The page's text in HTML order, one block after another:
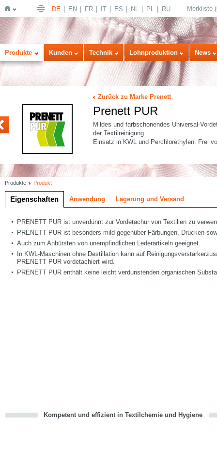
Startseite
DE EN FR IT ES NL PL RU Merkliste (
Produkte Kunden Technik Lohnproduktion News
4
Zurück zu Marke Prenett
Prenett PUR
Mildes und farbschonendes Universal-
der Textilreinigung.
Einsatz in KWL und Perchlorethylen. Frei
Produkte Produkt
Eigenschaften Anwendung Lagerung und Versand
PRENETT PUR ist unverdünnt zur Vordetachur von Textilien zu
PRENETT PUR ist besonders mild gegenüber Färbungen, Drucken
Auch zum Anbürsten von unempfindlichen Lederartikeln geeignet.
In KWL-Maschinen ohne Destillation kann auf
PRENETT PUR vordetachiert wird.
PRENETT PUR enthält keine leicht verdunstenden organischen
Kompetent und effizient in Textilchemie und Hygiene